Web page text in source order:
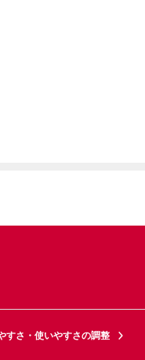
すさ・使いやすさの調整